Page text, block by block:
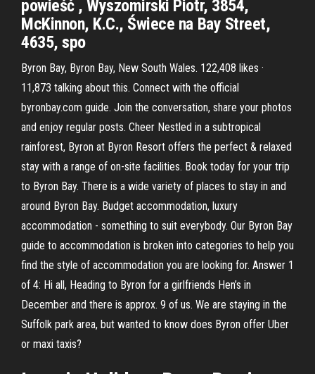
powieść , Wyszomirski Piotr, 3854,
McKinnon, K.C., Świece na Bay Street,
4635, spo
Byron Bay, Byron Bay, New South Wales. 122,408 likes ·
11,873 talking about this. Connect with the official
byronbay.com guide. Join the conversation, share your photos
and enjoy regular posts. Cheer Nestled in a subtropical
rainforest, Byron at Byron Resort offers the perfect & relaxed
stay with a range of on-site facilities. Book today for your trip
to Byron Bay. There is a wide variety of places to stay in and
around Byron Bay. Budget accommodation, luxury
accommodation - something to suit everybody. Our Byron Bay
guide to accommodation is broken into categories to help you
find the style of accommodation you are looking for. Answer 1
of 4: Hi all, Heading to Byron for a girlfriends Hen’s in
December and there is approx. 9 of us. We are staying in the
Suffolk park area, but wanted to know does Byron offer Uber
or maxi taxis?